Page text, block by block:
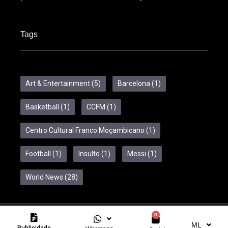
0
ML
Tags
Art & Entertainment(5) Barcelona (1)
Basketball (1) CCFM (1)
Centro Cultural Franco Moçambicano (1)
Football (1) Insulto (1) Messi (1)
World News (28)
Copyright © 2024 Feelcom. All Rights Reserved.